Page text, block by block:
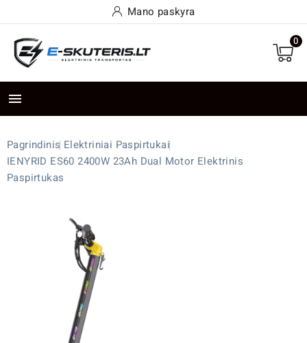
Mano paskyra
0

Pagrindinis Elektriniai Paspirtukai
IENYRID ES60 2400W 23Ah Dual Motor Elektrinis
Paspirtukas